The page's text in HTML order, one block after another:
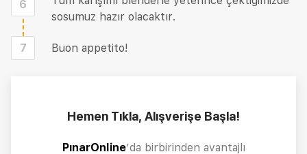
6
sosumuz hazır olacaktır.
7 Buon appetito!
Hemen Tıkla, Alışverişe Başla!
PınarOnline’da birbirinden avantajlı